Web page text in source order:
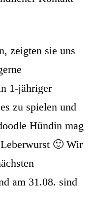
zeigten sie uns
1-jähriger
zu spielen und
Hündin mag
🙂 Wir
am 31.08. sind